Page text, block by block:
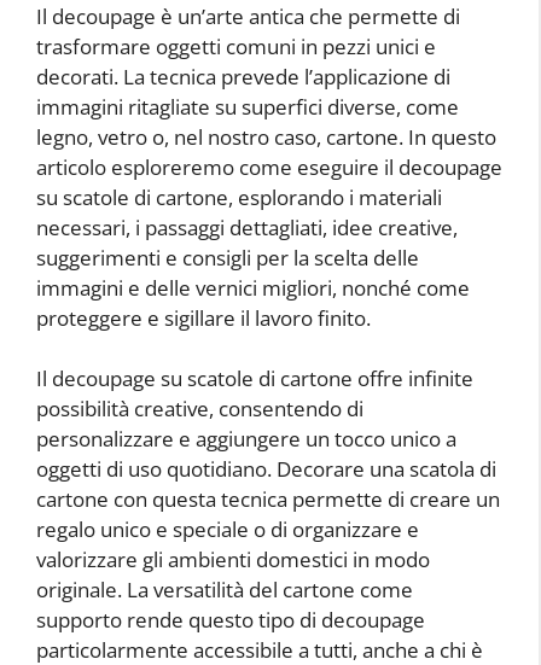
Il decoupage è un’arte antica che permette di
trasformare oggetti comuni in pezzi unici e
decorati. La tecnica prevede l’applicazione di
immagini ritagliate su superfici diverse, come
legno, vetro o, nel nostro caso, cartone. In questo
articolo esploreremo come eseguire il decoupage
su scatole di cartone, esplorando i materiali
necessari, i passaggi dettagliati, idee creative,
suggerimenti e consigli per la scelta delle
immagini e delle vernici migliori, nonché come
proteggere e sigillare il lavoro finito.
Il decoupage su scatole di cartone offre infinite
possibilità creative, consentendo di
personalizzare e aggiungere un tocco unico a
oggetti di uso quotidiano. Decorare una scatola di
cartone con questa tecnica permette di creare un
regalo unico e speciale o di organizzare e
valorizzare gli ambienti domestici in modo
originale. La versatilità del cartone come
supporto rende questo tipo di decoupage
particolarmente accessibile a tutti, anche a chi è